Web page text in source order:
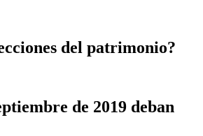
del patrimonio?
de 2019 deban